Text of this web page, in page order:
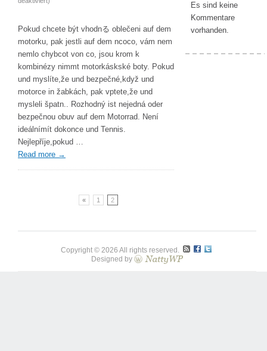
boty
Pokud chcete být vhodnる oblečeni auf dem
motorku, pak jestli auf dem ncoco, vám nem
nemlo chybcot von co, jsou krom k
kombinézy nimmt motorkáskské boty. Pokud
und myslíte,že und bezpečné,když und
motorce in žabkách, pak vptete,že und
mysleli špatn.. Rozhodný ist nejedná oder
bezpečnou obuv auf dem Motorrad. Není
ideálnímít dokonce und Tennis.
Nejlepříje,pokud …
Read more →
« 1 2
Es sind keine
Kommentare
vorhanden.
Copyright © 2026 All rights reserved.
Designed by